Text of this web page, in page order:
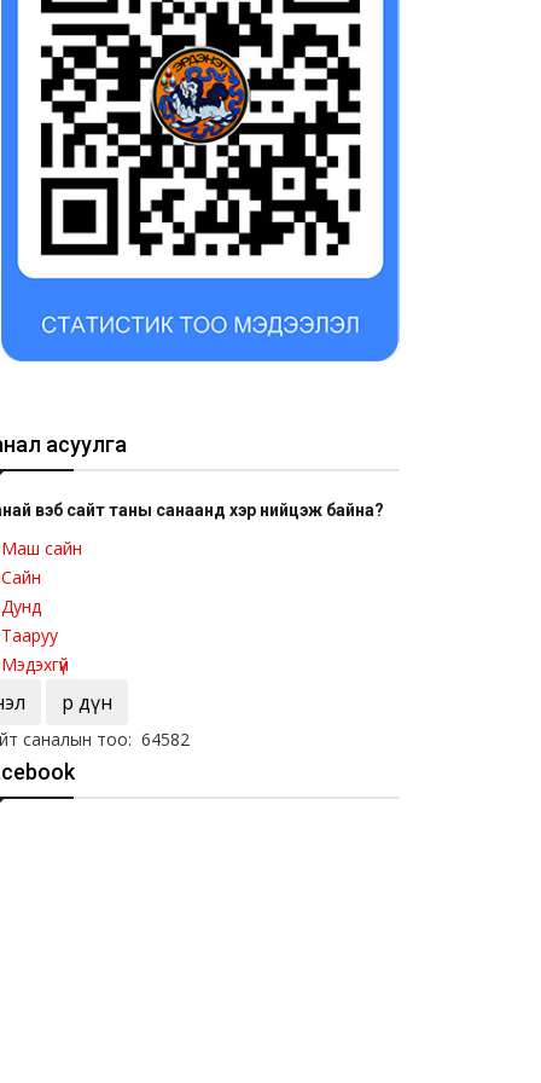
асуулга
вэб сайт таны санаанд хэр нийцэж байна?
Маш сайн
Сайн
Дунд
Тааруу
Мэдэхгүй
Үр дүн
саналын тоо: 64582